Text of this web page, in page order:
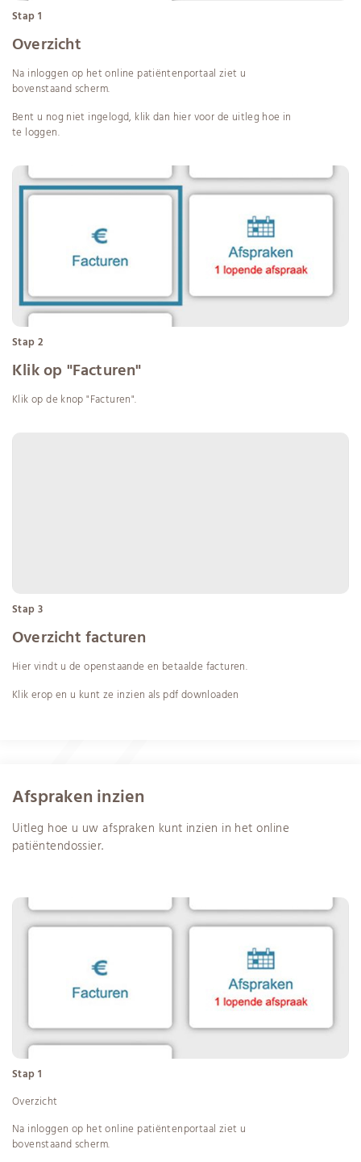
Stap 1
Overzicht
Na inloggen op het online patiëntenportaal ziet u
bovenstaand scherm.
Bent u nog niet ingelogd, klik dan hiervoor de uitleg hoe in
te loggen.
Stap 2
Klik op "Facturen"
Klik op de knop "Facturen".
Stap 3
Overzicht facturen
Hier vindt u de openstaande en betaalde facturen.
Klik erop en u kunt ze inzien als pdf downloaden
Afspraken inzien
Uitleg hoe u uw afspraken kunt inzien in het online
patiëntendossier.
Stap 1
Overzicht
Na inloggen op het online patiëntenportaal ziet u
bovenstaand scherm.